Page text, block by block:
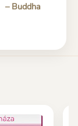
– Buddha